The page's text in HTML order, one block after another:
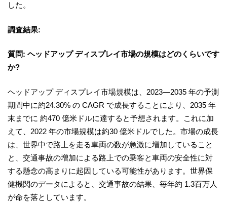
した。
調査結果:
質問: ヘッドアップ ディスプレイ市場の規模はどのくらいです
か?
ヘッドアップ ディスプレイ市場規模は、2023―2035 年の予測
期間中に約24.30% の CAGR で成長することにより、2035 年
末までに 約470 億米ドルに達すると予想されます。これに加
えて、2022 年の市場規模は約30 億米ドルでした。市場の成長
は、世界中で路上を走る車両の数が急激に増加していること
と、交通事故の増加による路上での乗客と車両の安全性に対
する懸念の高まりに起因している可能性があります。世界保
健機関のデータによると、交通事故の結果、毎年約 1.3百万人
が命を落としています。